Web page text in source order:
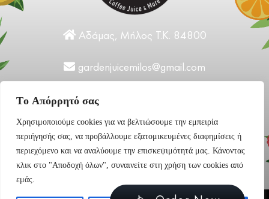
Tο Aπόρρητό σας
Χρησιμοποιούμε cookies για να βελτιώσουμε την εμπειρία
περιήγησής σας, να προβάλλουμε εξατομικευμένες διαφημίσεις ή
περιεχόμενο και να αναλύουμε την επισκεψιμότητά μας. Κάνοντας
κλικ στο "Αποδοχή όλων", συναινείτε στη χρήση των cookies από
εμάς.
Αδάμας, Μήλος Τ.Κ. 84800
gardenjuicemilos@gmail.com
+30 22870 31124